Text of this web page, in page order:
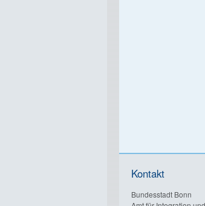
Kontakt
Bundesstadt Bonn